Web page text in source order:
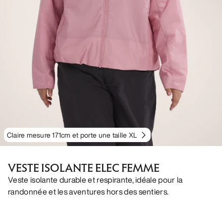
Claire mesure 171cm et porte une taille XL
VESTE ISOLANTE ELEC FEMME
Veste isolante durable et respirante, idéale pour la
randonnée et les aventures hors des sentiers.